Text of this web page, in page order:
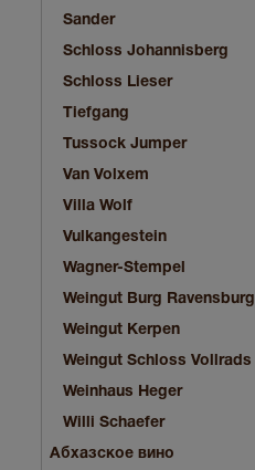
Sander
Schloss Johannisberg
Schloss Lieser
Tiefgang
Tussock Jumper
Van Volxem
Villa Wolf
Vulkangestein
Wagner-Stempel
Weingut Burg Ravensburg
Weingut Kerpen
Weingut Schloss Vollrads
Weinhaus Heger
Willi Schaefer
Абхазское вино